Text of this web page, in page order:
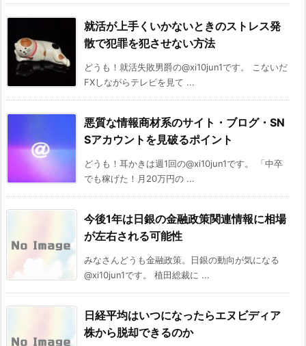
就活が上手くいかないときのストレス発
散で犯罪を犯させない方法
どうも！就活失敗男爵の@xi10jun1です。 こないだ
FXしながらテレビを見て ...
悪質な情報商材系のサイト・ブログ・SN
Sアカウントを見破るポイント
どうも！耳かきは週1回の@xi10jun1です。 「中卒
でも稼げた！月20万円の ...
今後1年は日銀の金融政策関連情報に相場
が左右される可能性
みなさんどうも金融政策。日銀の動向が気になる
@xi10jun1です。 植田総裁に ...
日経平均はいつになったらエヌビディア
株から脱却できるのか